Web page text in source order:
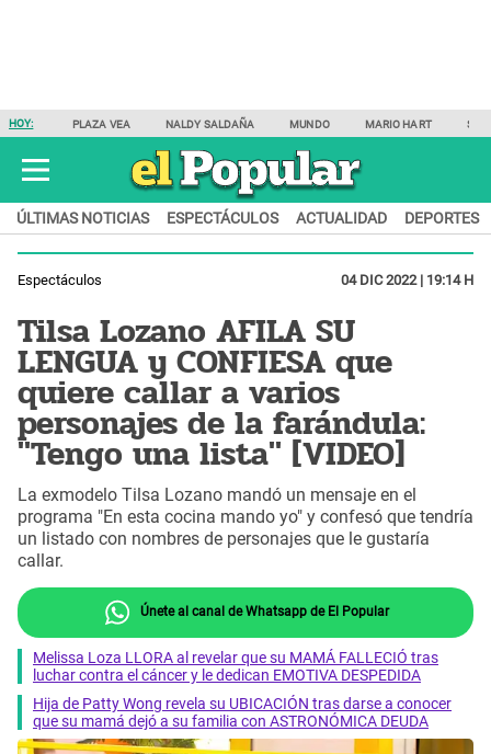
HOY: PLAZA VEA NALDY SALDAÑA MUNDO MARIO HART
ÚLTIMAS NOTICIAS ESPECTÁCULOS ACTUALIDAD DEPORTES
Espectáculos 04 DIC 2022 | 19:14 H
Tilsa Lozano AFILA SU
LENGUA y CONFIESA que
quiere callar a varios
personajes de la farándula:
"Tengo una lista" [VIDEO]
La exmodelo Tilsa Lozano mandó un mensaje en el
programa "En esta cocina mando yo" y confesó que tendría
un listado con nombres de personajes que le gustaría
callar.
Únete al canal de Whatsapp de El Popular
Melissa Loza LLORA al revelar que su MAMÁ FALLECIÓ tras
luchar contra el cáncer y le dedican EMOTIVA DESPEDIDA
Hija de Patty Wong revela su UBICACIÓN tras darse a conocer
que su mamá dejó a su familia con ASTRONÓMICA DEUDA